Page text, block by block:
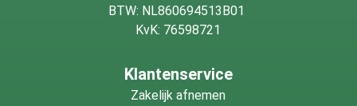
BTW: NL860694513B01
KvK: 76598721
Klantenservice
Zakelijk afnemen